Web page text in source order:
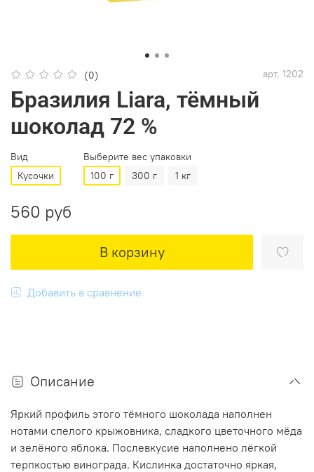
(0) арт. 1202
Бразилия Liara, тёмный
шоколад 72 %
Вид
Кусочки
Выберите вес упаковки
100 г
300 г 1 кг
560 руб
В корзину
Добавить в сравнение
Описание
Яркий профиль этого тёмного шоколада наполнен
нотами спелого крыжовника, сладкого цветочного мёда
и зелёного яблока. Послевкусие наполнено лёгкой
терпкостью винограда. Кислинка достаточно яркая,